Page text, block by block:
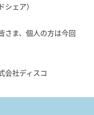
ェア）
さま、個人の方は今回
会社ディスコ